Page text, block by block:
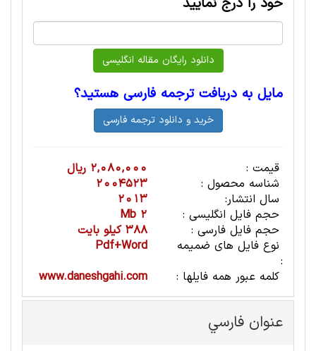
مایل به دریافت ترجمه فارسی هستید؟
قیمت :
2,080,000 ریال
شناسه محصول :
2004523
سال انتشار:
2013
حجم فایل انگلیسی :
2 Mb
حجم فایل فارسی :
388 کیلو بایت
نوع فایل های ضمیمه
:
Pdf+Word
کلمه عبور همه فایلها :
www.daneshgahi.com
عنوان فارسي